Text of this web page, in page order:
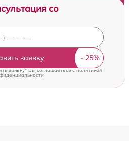
со
заявку
заявку" Вы соглашаетесь cполитикой